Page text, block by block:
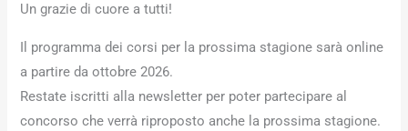
Un grazie di cuore a tutti!
Il programma dei corsi per la prossima stagione sarà online
a partire da ottobre 2026.
Restate iscritti alla newsletter per poter partecipare al
concorso che verrà riproposto anche la prossima stagione.